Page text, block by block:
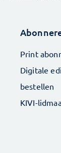
Print
Digitale
bestellen
KIVI-